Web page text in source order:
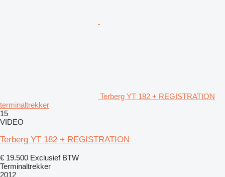
Terberg YT 182 + REGISTRATION
terminaltrekker
15
VIDEO
Terberg YT 182 + REGISTRATION
€ 19.500 Exclusief BTW
Terminaltrekker
2012